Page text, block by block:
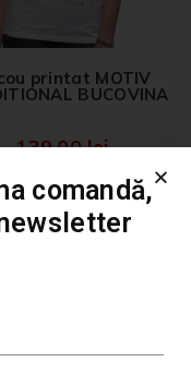
printat MOTIV
BUCOVINA
139,00lei
comandă,